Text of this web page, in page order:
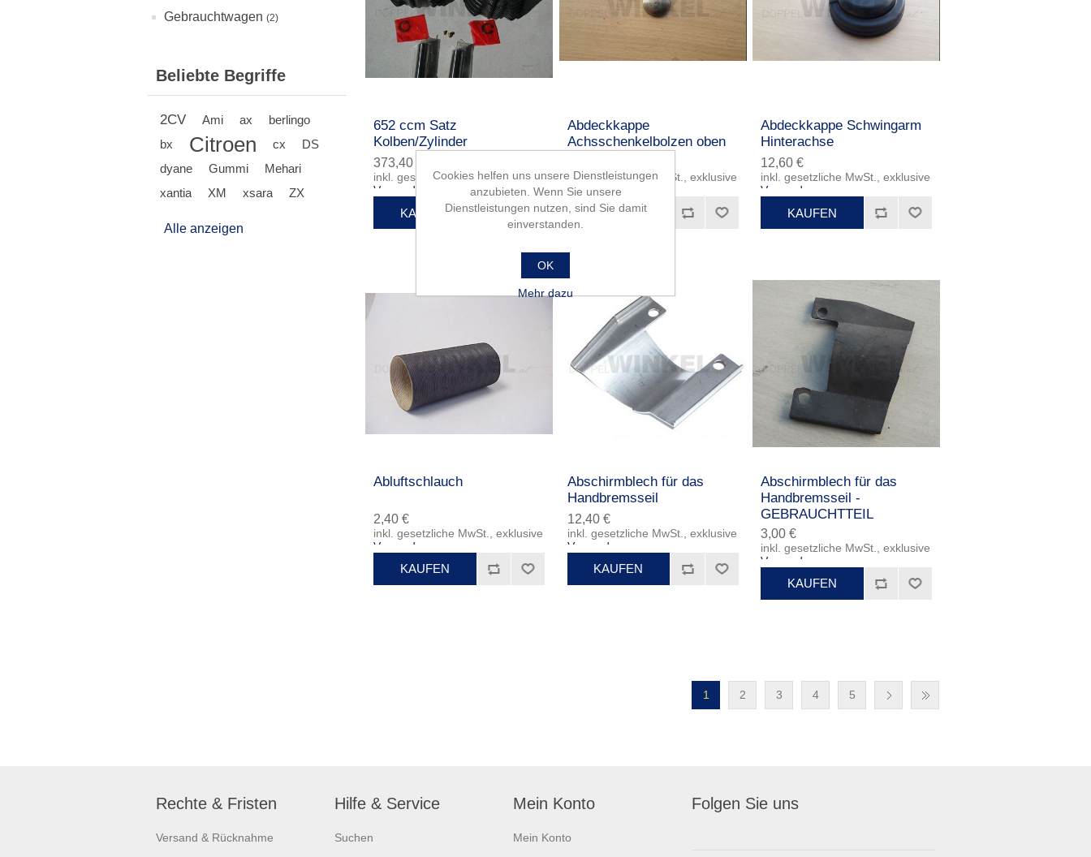
Gebrauchtwagen (2)
Beliebte Begriffe
2CV Ami ax
berlingo
bx
Citroen cx
DS
dyane
Gummi
Mehari
xantia
XM xsara ZX
Alle anzeigen
652 ccm Satz
Kolben/Zylinder
373,40 €
inkl. gesetzliche MwSt., exklusive
Versand
Abdeckkappe
Achsschenkelbolzen oben
inkl. gesetzliche MwSt., exklusive
Versand
Abdeckkappe Schwingarm
Hinterachse
12,60 €
inkl. gesetzliche MwSt., exklusive
Versand
Abluftschlauch
2,40 €
inkl. gesetzliche MwSt., exklusive
Versand
Abschirmblech für das
Handbremsseil
12,40 €
inkl. gesetzliche MwSt., exklusive
Versand
Abschirmblech für das
Handbremsseil -
GEBRAUCHTTEIL
3,00 €
inkl. gesetzliche MwSt., exklusive
Versand
1 2 3 4 5
Rechte & Fristen
Versand & Rücknahme
Hilfe & Service
Suchen
Mein Konto
Mein Konto
Folgen Sie uns
Cookies helfen uns unsere Dienstleistungen
anzubieten. Wenn Sie unsere
Dienstleistungen nutzen, sind Sie damit
einverstanden.
OK
Mehr dazu